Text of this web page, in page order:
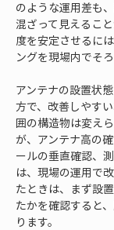
のような運用差も
混ざって見えるこ
度を安定させるに
ングを現場内でそ
アンテナの設置状
方で、改善しやす
囲の構造物は変え
が、アンテナ高の
ールの垂直確認、
は、現場の運用で
たときは、まず設
たかを確認すると
ります。